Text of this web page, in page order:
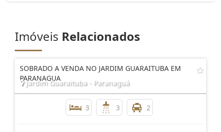
Imóveis Relacionados
SOBRADO A VENDA NO JARDIM GUARAITUBA EM
PARANAGUA
Jardim Guaraituba - Paranaguá
3 3 2